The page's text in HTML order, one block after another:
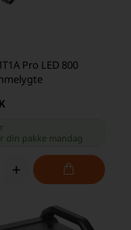
Pro LED 800
din pakke mandag
+
SKARP PRIS · SKARP PRIS